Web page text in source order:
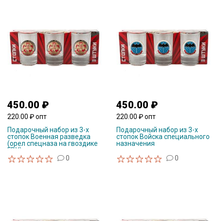
450.00 ₽
220.00 ₽ опт
Подарочный набор из 3-х
стопок Военная разведка
(орел спецназа на гвоздике
ГРУ)
0
450.00 ₽
220.00 ₽ опт
Подарочный набор из 3-х
стопок Войска специального
назначения
0